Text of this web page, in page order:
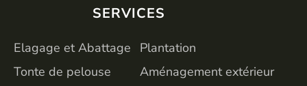
SERVICES
Elagage et Abattage
Tonte de pelouse
SERVICES
Plantation
Aménagement extérieur